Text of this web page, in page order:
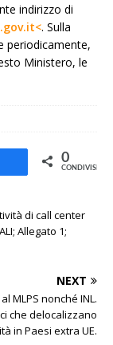
indirizzo di
. Sulla
periodicamente,
Ministero, le
0
CONDIVISIONI
di call center
Allegato 1;
NEXT
MLPS nonché INL.
che delocalizzano
in Paesi extra UE.